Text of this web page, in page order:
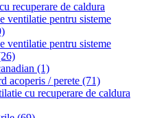
recuperare de caldura
ventilatie pentru sisteme
ventilatie pentru sisteme
(1)
acoperis / perete (71)
cu recuperare de caldura